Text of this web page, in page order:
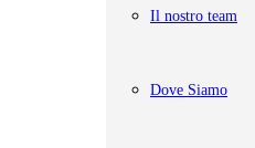
Il nostro team
Dove Siamo